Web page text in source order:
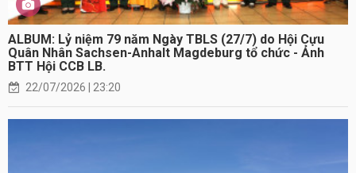
ALBUM: Lỷ niệm 79 năm Ngày TBLS (27/7) do Hội Cựu
Quân Nhân Sachsen-Anhalt Magdeburg tổ chức - Ảnh
BTT Hội CCB LB.
22/07/2026 | 23:20